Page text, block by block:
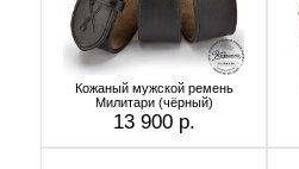
Кожаный мужской ремень
Милитари (чёрный)
13 900 р.